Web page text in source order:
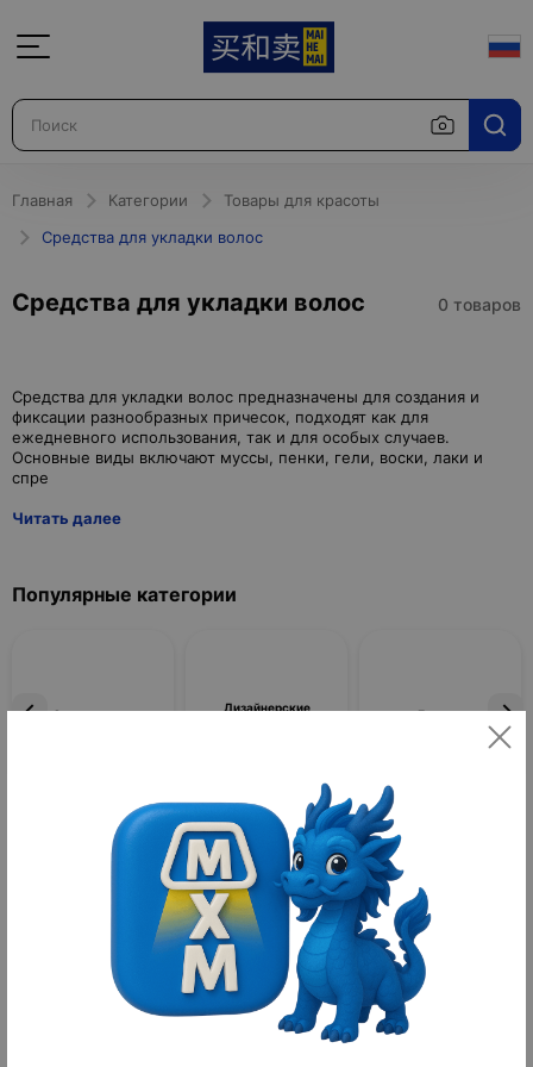
Главная Категории
Товары для красоты
Средства для укладки волос
Средства для укладки волос 0 товаров
Средства для укладки волос предназначены для создания и
фиксации разнообразных причесок, подходят как для
ежедневного использования, так и для особых случаев.
Основные виды включают муссы, пенки, гели, воски, лаки и
Читать далее
Популярные категории
Светильники
Дизайнерские
Люстры
Фильтры По популярности
Товаров не найдено
Средства для укладки волос
Средства для укладки волос — это специализированная